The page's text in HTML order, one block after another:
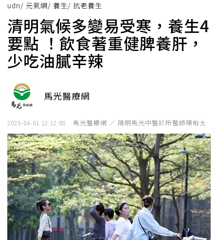
udn/ 元氣網/ 養生/ 抗老養生
清明氣候多變易受寒，養生4
要點 ！飲食著重健脾養肝，
少吃油膩辛辣
馬光醫療網
2025-04-01 12:12:08 馬光醫療網 ／ 陽明馬光中醫診所醫師陳柏太